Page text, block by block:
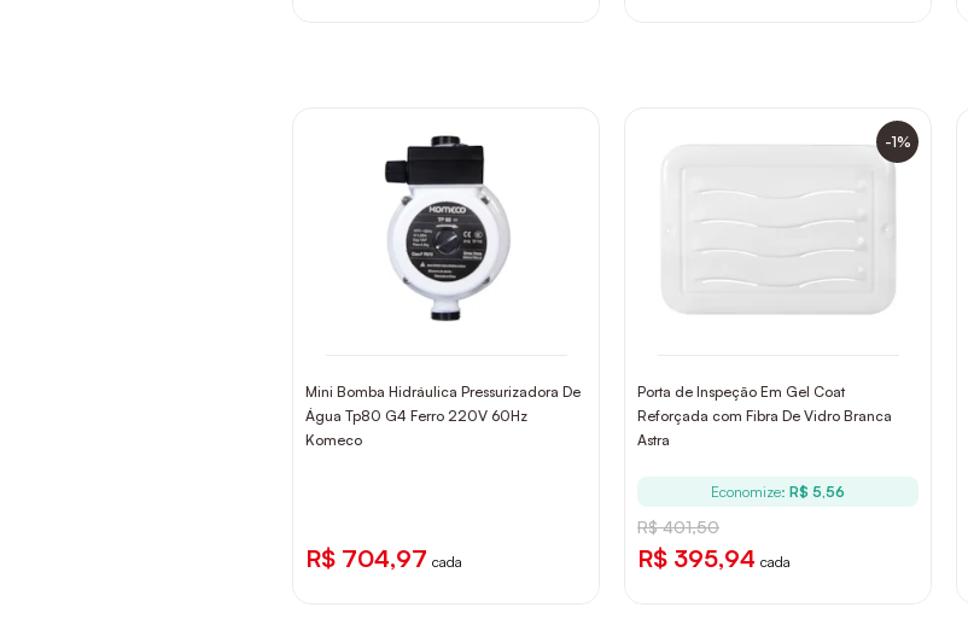
Mini Bomba Hidráulica Pressurizadora De
Água Tp80 G4 Ferro 220V 60Hz
Komeco
R$ 704,97 cada
-1%
Porta de Inspeção Em Gel Coat
Reforçada com Fibra De Vidro Branca
Astra
Economize: R$ 5,56
R$ 401,50
R$ 395,94 cada